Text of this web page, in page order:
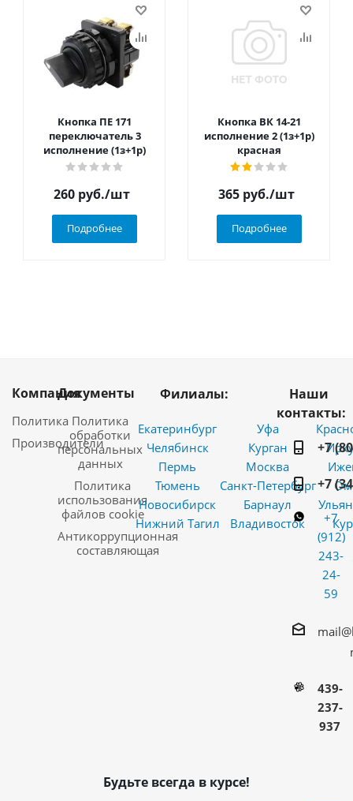
Кнопка ПЕ 171
переключатель 3
исполнение (1з+1р)
260 руб./шт
Подробнее
Кнопка ВК 14-21
исполнение 2 (1з+1р)
красная
365 руб./шт
Подробнее
Компания
Политика
Производители
Документы
Политика
обработки
персональных
данных
Политика
использования
файлов cookie
Антикоррупционная
составляющая
Филиалы:
Екатеринбург
Челябинск
Пермь
Тюмень
Новосибирск
Нижний Тагил
Уфа
Курган
Москва
Санкт-Петербург
Барнаул
Владивосток
Наши
контакты:
+7
+7
+7
(912)
243-
24-
59
439-
237-
937
Будьте всегда в курсе!